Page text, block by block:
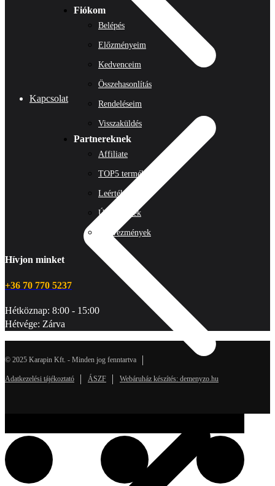
Kapcsolat
Fiókom
Belépés
Előzményeim
Kedvenceim
Összehasonlítás
Rendeléseim
Visszaküldés
Partnereknek
Affiliate
TOP5 termék
Leértékelések
Új termékek
Kedvezmények
Hívjon minket
+36 70 770 5237
Hétköznap: 8:00 - 15:00
Hétvége: Zárva
© 2025 Karapin Kft. - Minden jog fenntartva
Adatkezelési tájékoztató ÁSZF Webáruház készítés: demenyzo.hu